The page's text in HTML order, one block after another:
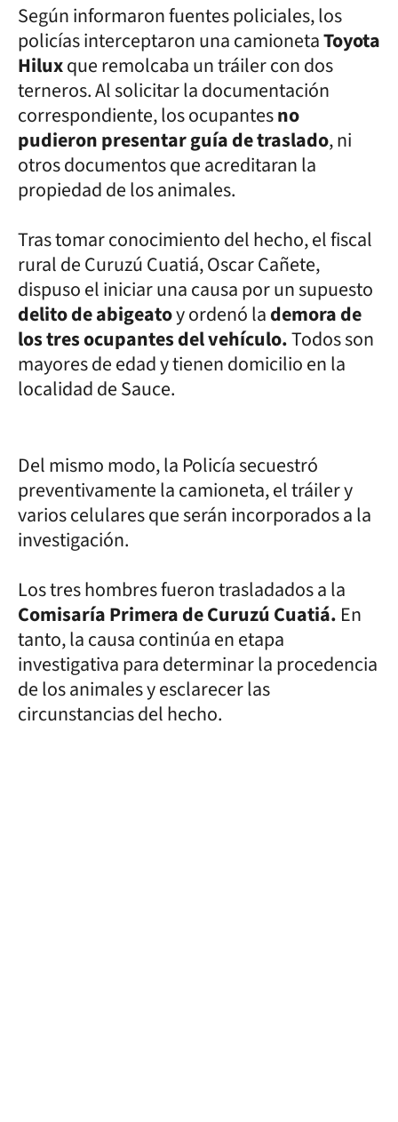
Según informaron fuentes policiales, los
policías interceptaron una camionetaToyota
Hiluxque remolcaba un tráiler con dos
terneros. Al solicitar la documentación
correspondiente, los ocupantesno
pudieron presentar guía de traslado, ni
otros documentos que acreditaran la
propiedad de los animales.
Tras tomar conocimiento del hecho, el fiscal
rural de Curuzú Cuatiá, Oscar Cañete,
dispuso el iniciar una causa por un supuesto
delito de abigeatoy ordenó lademora de
los tres ocupantes del vehículo.Todos son
mayores de edad y tienen domicilio en la
localidad de Sauce.
Del mismo modo, la Policía secuestró
preventivamente la camioneta, el tráiler y
varios celulares que serán incorporados a la
investigación.
Los tres hombres fueron trasladados a la
Comisaría Primera de Curuzú Cuatiá. En
tanto, la causa continúa en etapa
investigativa para determinar la procedencia
de los animales y esclarecer las
circunstancias del hecho.